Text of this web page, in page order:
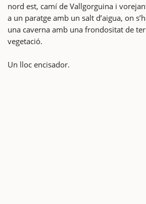
nord est, camí de Vallgorguina i
a un paratge amb un salt d’aigua, on
una caverna amb una frondositat de
vegetació.
Un lloc encisador.